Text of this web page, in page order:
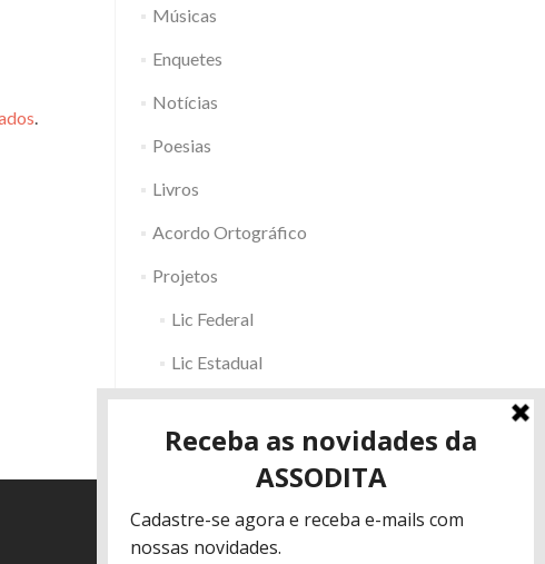
.
Músicas
Enquetes
Notícias
Poesias
Livros
Acordo Ortográfico
Projetos
Lic Federal
Lic Estadual
Fac RS
Outros